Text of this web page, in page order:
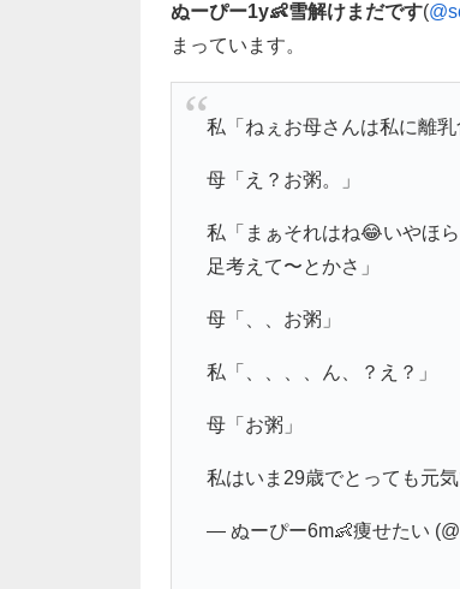
ぬーぴー1y👶雪解けまだです(
まっています。
私「ねぇお母さんは私に離
母「え？お粥。」
私「まぁそれはね😂いやほ
足考えて〜とかさ」
母「、、お粥」
私「、、、、ん、？え？」
母「お粥」
私はいま29歳でとっても元
— ぬーぴー6m👶痩せたい